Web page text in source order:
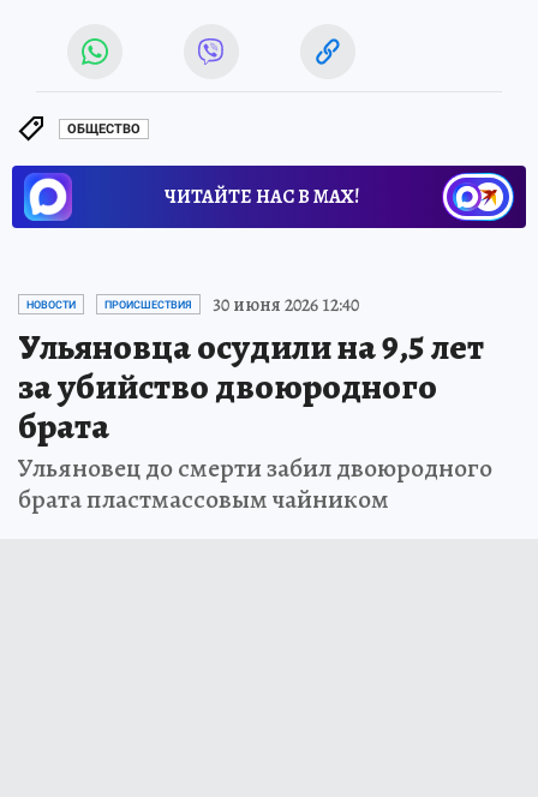
ОБЩЕСТВО
ЧИТАЙТЕ НАС В МАХ!
НОВОСТИ ПРОИСШЕСТВИЯ 30 июня 2026 12:40
Ульяновца осудили на 9,5 лет
за убийство двоюродного
брата
Ульяновец до смерти забил двоюродного
брата пластмассовым чайником